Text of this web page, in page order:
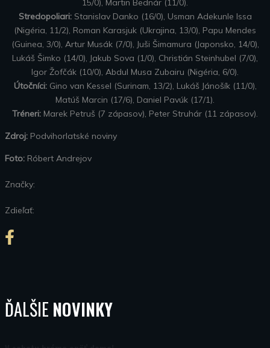
15/0), Martin Bednár (11/0).
Stredopoliari:Stanislav Danko (16/0), Usman Adekunle Issa
(Nigéria, 11/2), Roman Karasjuk (Ukrajina, 13/0), Papu Mendes
(Guinea, 3/0), Artur Musák (7/0), Juši Šimamura (Japonsko, 14/0),
Lukáš Šimko (14/0), Jakub Sova (1/0), Christián Steinhubel (7/0),
Igor Žofčák (10/0), Abdul Musa Zubairu (Nigéria, 6/0).
Útočníci: Gino van Kessel (Surinam, 13/2), Lukáš Jánošík (11/0),
Matúš Marcin (17/6), Daniel Pavúk (17/1).
Tréneri: Marek Petruš (7 zápasov), Peter Struhár (11 zápasov).
Zdroj: Podvihorlatské noviny
Foto: Róbert Andrejov
Značky:
Zdieľať:
ĎALŠIE NOVINKY